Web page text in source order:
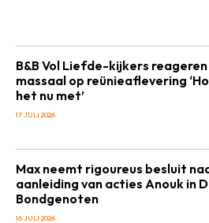
B&B Vol Liefde-kijkers reageren
massaal op reünieaflevering
het nu met’
17 JULI 2026
Max neemt rigoureus besluit
aanleiding van acties Anouk in
Bondgenoten
16 JULI 2026